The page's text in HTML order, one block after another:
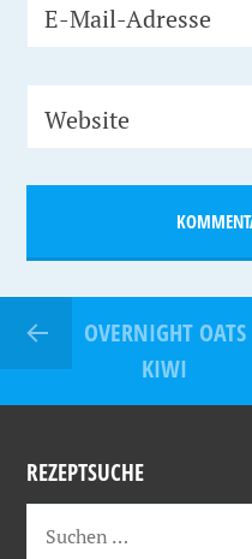
E-Mail-Adresse
Website
OVERNIGHT OATS
KIWI
REZEPTSUCHE